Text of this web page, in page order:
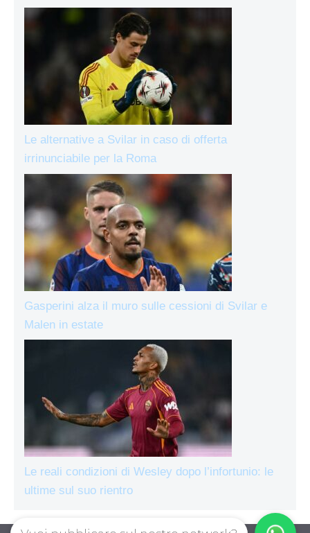
Le alternative a Svilar in caso di offerta
irrinunciabile per la Roma
Gasperini alza il muro sulle cessioni di Svilar e
Malen in estate
Le reali condizioni di Wesley dopo l’infortunio: le
ultime sul suo rientro